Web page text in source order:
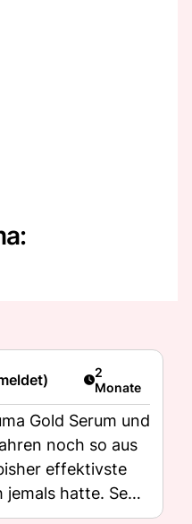
Artikel
2
Monate
Gold Serum und
noch so aus
effektivste
hatte. Sehr
Natur pur und